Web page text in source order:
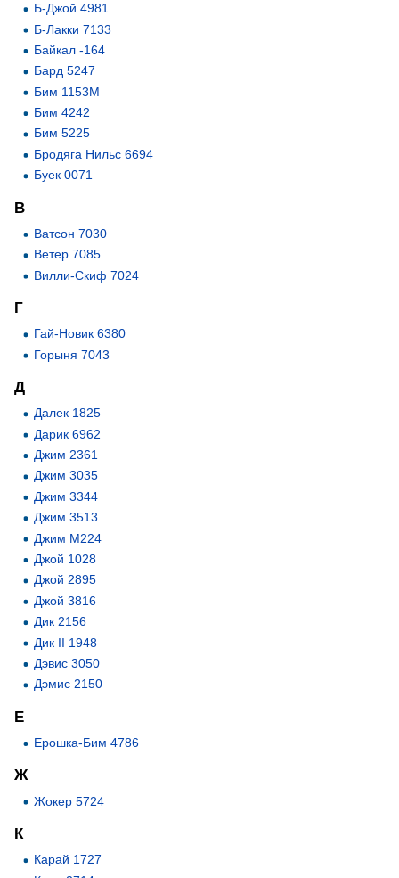
Б-Джой 4981
Б-Лакки 7133
Байкал -164
Бард 5247
Бим 1153М
Бим 4242
Бим 5225
Бродяга Нильс 6694
Буек 0071
В
Ватсон 7030
Ветер 7085
Вилли-Скиф 7024
Г
Гай-Новик 6380
Горыня 7043
Д
Далек 1825
Дарик 6962
Джим 2361
Джим 3035
Джим 3344
Джим 3513
Джим М224
Джой 1028
Джой 2895
Джой 3816
Дик 2156
Дик II 1948
Дэвис 3050
Дэмис 2150
Е
Ерошка-Бим 4786
Ж
Жокер 5724
К
Карай 1727